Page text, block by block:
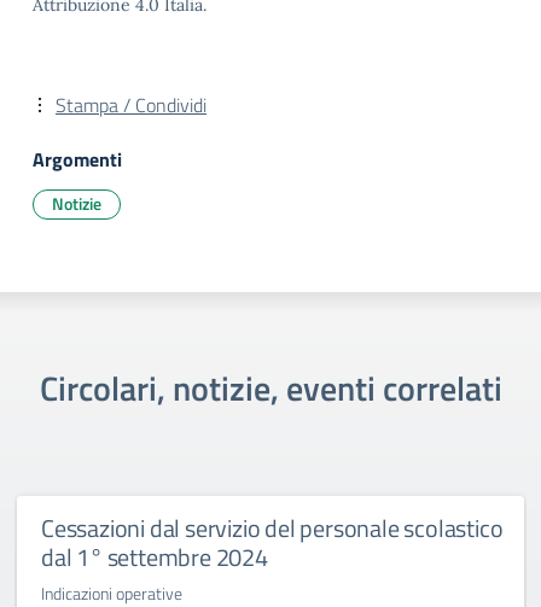
Attribuzione 4.0 Italia.
Stampa / Condividi
Argomenti
Notizie
Circolari, notizie, eventi correlati
Cessazioni dal servizio del personale scolastico
dal 1° settembre 2024
Indicazioni operative